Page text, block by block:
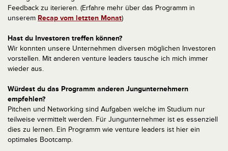
Feedback zu iterieren. (Erfahre mehr über das Programm in
unserem Recap vom letzten Monat)
Hast du Investoren treffen können?
Wir konnten unsere Unternehmen diversen möglichen Investoren
vorstellen. Mit anderen venture leaders tausche ich mich immer
wieder aus.
Würdest du das Programm anderen Jungunternehmern
empfehlen?
Pitchen und Networking sind Aufgaben welche im Studium nur
teilweise vermittelt werden. Für Jungunternehmer ist es essenziell
dies zu lernen. Ein Programm wie venture leaders ist hier ein
optimales Bootcamp.